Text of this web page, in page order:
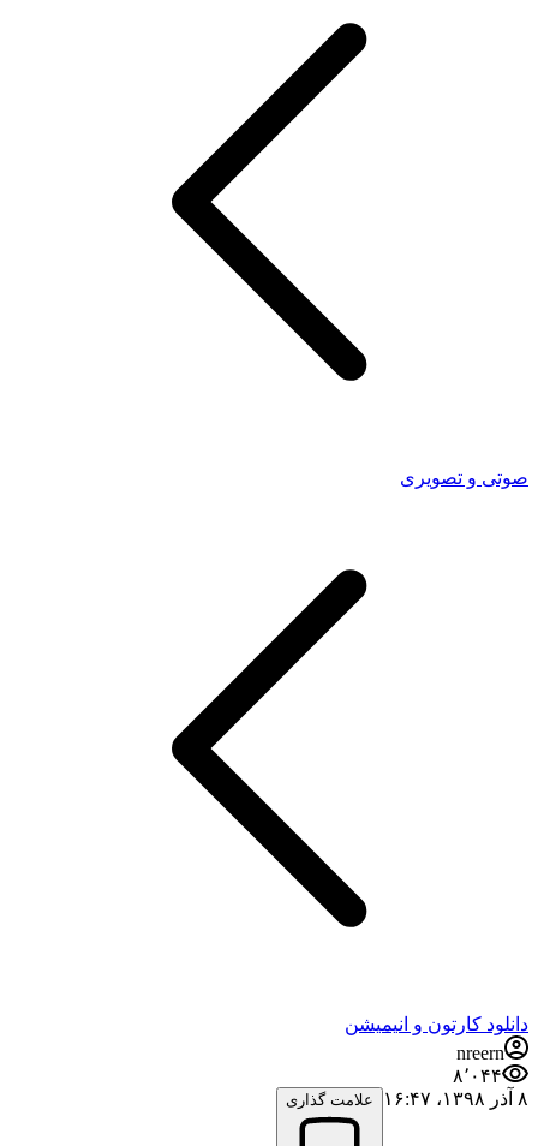
صوتی و تصویری
دانلود کارتون و انیمیشن
nreern
۸٬۰۴۴
۸ آذر ۱۳۹۸،‏ ۱۶:۴۷
علامت گذاری